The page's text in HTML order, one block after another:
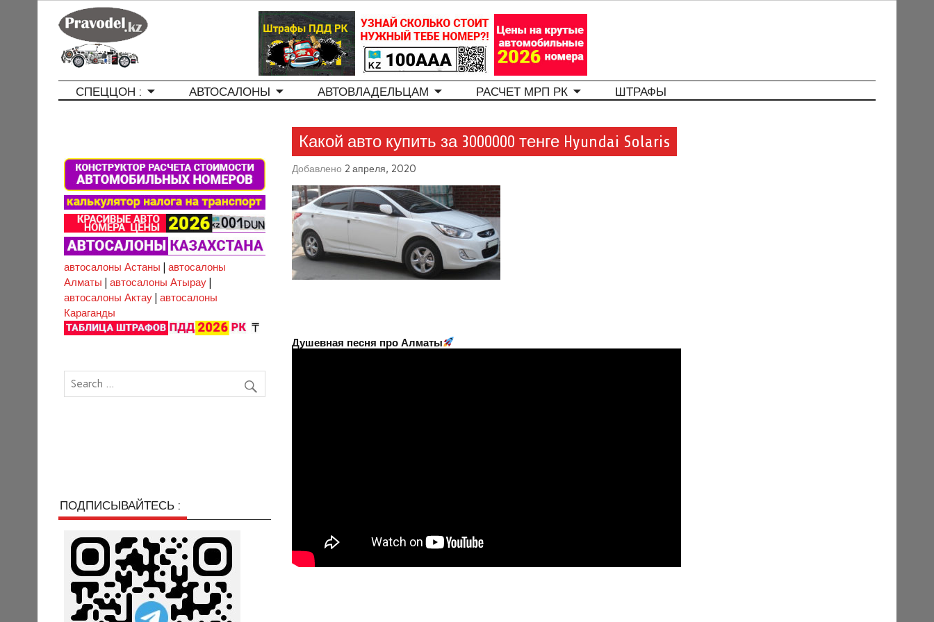
СПЕЦЦОН : АВТОСАЛОНЫ АВТОВЛАДЕЛЬЦАМ РАСЧЕТ МРП РК ШТРАФЫ
Какой авто купить за 3000000 тенге Hyundai Solaris
Добавлено 2 апреля, 2020
Душевная песня про Алматы
автосалоны Астаны
автосалоны
Алматы
автосалоны Атырау|
автосалоны Актау| автосалоны
Караганды
ПОДПИСЫВАЙТЕСЬ :